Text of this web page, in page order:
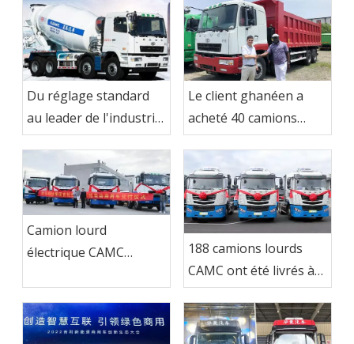
basculante
camion malaxeur à
béton
Du réglage standard
au leader de l'industrie
- Camion malaxeur à
béton CAMC
Le client ghanéen a
acheté 40 camions
CAMC
Camion lourd
électrique CAMC
188 camions lourds
CAMC ont été livrés à
Ma Steel Group